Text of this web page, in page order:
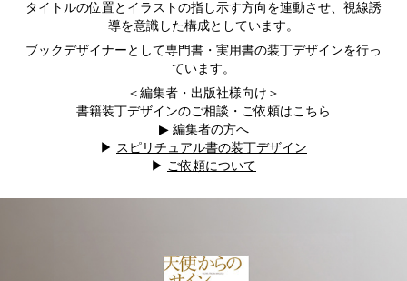
タイトルの位置とイラストの指し示す方向を連動させ、視線誘
導を意識した構成としています。
ブックデザイナーとして専門書・実用書の装丁デザインを行っ
ています。
＜編集者・出版社様向け＞
書籍装丁デザインのご相談・ご依頼はこちら
▶︎ 編集者の方へ
▶︎ スピリチュアル書の装丁デザイン
▶︎ ご依頼について